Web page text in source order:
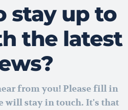
stay up to
the latest
from you! Please fill in
will stay in touch. It's that